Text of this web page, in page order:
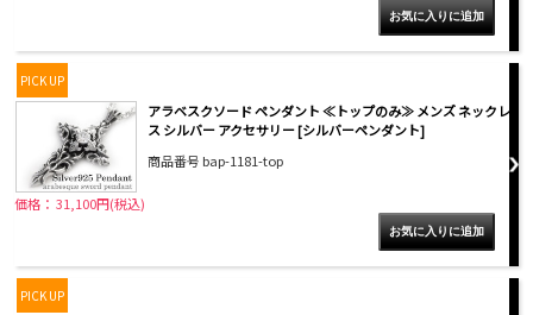
PICK UP
アラベスクソード ペンダント ≪トップのみ≫ メンズ ネックレ
ス シルバー アクセサリー [シルバーペンダント]
商品番号 bap-1181-top
価格： 31,100円(税込)
PICK UP